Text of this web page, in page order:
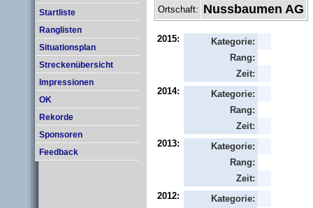
Startliste
Ranglisten
Situationsplan
Streckenübersicht
Impressionen
OK
Rekorde
Sponsoren
Feedback
Ortschaft: Nussbaumen AG
2015:
Kategorie:
Rang:
Zeit:
2014:
Kategorie:
Rang:
Zeit:
2013:
Kategorie:
Rang:
Zeit:
2012:
Kategorie: